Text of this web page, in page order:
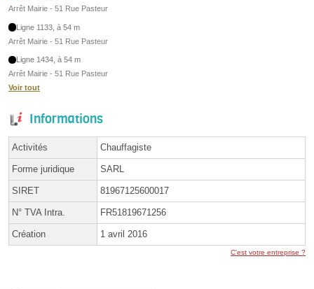
Arrêt Mairie - 51 Rue Pasteur
Ligne 1133, à 54 m
Arrêt Mairie - 51 Rue Pasteur
Ligne 1434, à 54 m
Arrêt Mairie - 51 Rue Pasteur
Voir tout
Informations
Activités Chauffagiste
Forme juridique SARL
SIRET 81967125600017
N° TVA Intra. FR51819671256
Création 1 avril 2016
C'est votre entreprise ?